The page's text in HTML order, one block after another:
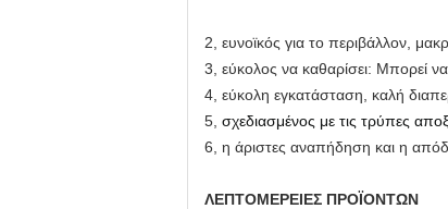
2, ευνοϊκός για το περιβάλλον,
3, εύκολος να καθαρίσει: Μπορεί
4, εύκολη εγκατάσταση, καλή
5, σχεδιασμένος με τις τρύπες
6, η άριστες αναπήδηση και η
ΛΕΠΤΟΜΕΡΕΙΕΣ ΠΡΟΪΟΝΤΩΝ